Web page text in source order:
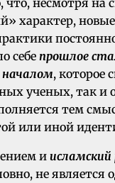
характер,
себе прошлое
, которое
ученых, так и
тем
или иной
и исламский
не является